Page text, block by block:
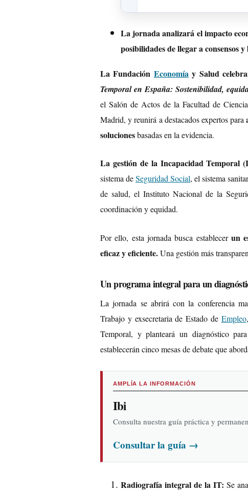
La jornada analizará el impacto
posibilidades de llegar a consensos
La Fundación Economíay Salud
Temporal en España: Sostenibilidad,
el Salón de Actos de la Facultad de
Madrid, y reunirá a destacados expertos para
solucionesbasadas en la evidencia.
La gestión de la Incapacidad Temporal
sistema deSeguridad Social, el sistema
de salud, el Instituto Nacional de la
coordinación y equidad.
Por ello, esta jornada busca establecerun
eficaz y eficiente.Una gestión más
Un programa integral para un
La jornada se abrirá con la conferencia
Trabajo y exsecretaria de Estado de Empleo
Temporal, y planteará un diagnóstico
establecerán cinco mesas de debate que
AMPLÍA LA INFORMACIÓN
Ibi
Consulta nuestra guía práctica y
Consultar la guía →
Radiografía integral de la IT: Se